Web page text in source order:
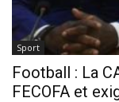
Sport
Football : La
FECOFA et